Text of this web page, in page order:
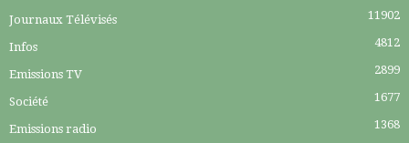
Journaux Télévisés 11902
Infos 4812
Emissions TV 2899
Société 1677
Emissions radio 1368